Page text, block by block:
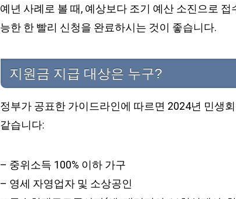
예년 사례로 볼 때, 예상보다 조기 예산 소진으로
능한 한 빨리 신청을 완료하시는 것이 좋습니다.
지원금 지급 대상은 누구?
정부가 공표한 가이드라인에 따르면 2024년 민생
같습니다:
– 중위소득 100% 이하 가구
– 영세 자영업자 및 소상공인